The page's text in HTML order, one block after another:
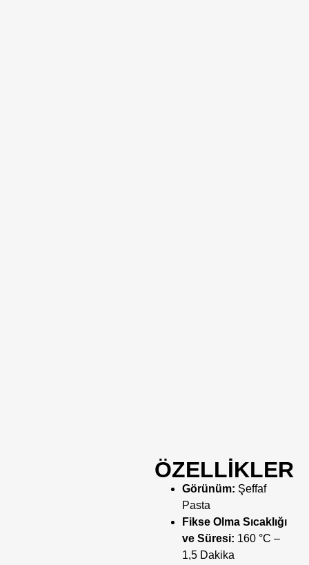
ÖZELLİKLER
Görünüm: Şeffaf
Pasta
Fikse Olma Sıcaklığı
ve Süresi: 160 °C –
1,5 Dakika